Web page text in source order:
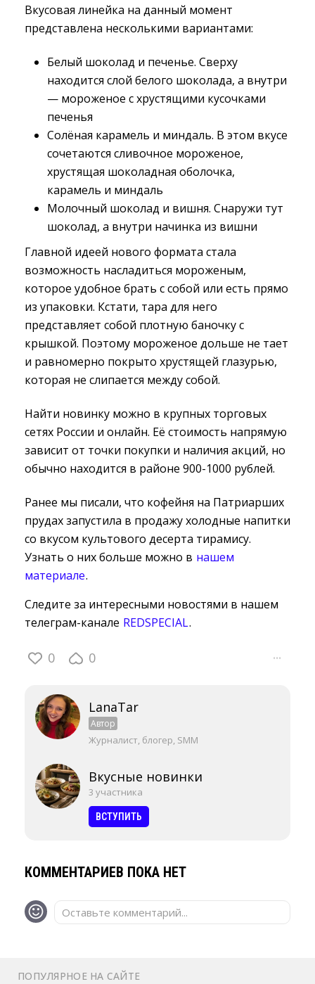
Вкусовая линейка на данный момент
представлена несколькими вариантами:
Белый шоколад и печенье. Сверху
находится слой белого шоколада, а внутри
— мороженое с хрустящими кусочками
печенья
Солёная карамель и миндаль. В этом вкусе
сочетаются сливочное мороженое,
хрустящая шоколадная оболочка,
карамель и миндаль
Молочный шоколад и вишня. Снаружи тут
шоколад, а внутри начинка из вишни
Главной идеей нового формата стала
возможность насладиться мороженым,
которое удобное брать с собой или есть прямо
из упаковки. Кстати, тара для него
представляет собой плотную баночку с
крышкой. Поэтому мороженое дольше не тает
и равномерно покрыто хрустящей глазурью,
которая не слипается между собой.
Найти новинку можно в крупных торговых
сетях России и онлайн. Её стоимость напрямую
зависит от точки покупки и наличия акций, но
обычно находится в районе 900-1000 рублей.
Ранее мы писали, что кофейня на Патриарших
прудах запустила в продажу холодные напитки
со вкусом культового десерта тирамису.
Узнать о них больше можно в нашем
материале.
Следите за интересными новостями в нашем
телеграм-канале REDSPECIAL.
0 0 ···
LanaTar
Автор
Журналист, блогер, SMM
Вкусные новинки
3 участника
ВСТУПИТЬ
КОММЕНТАРИЕВ ПОКА НЕТ
Оставьте комментарий...
ПОПУЛЯРНОЕ НА САЙТЕ